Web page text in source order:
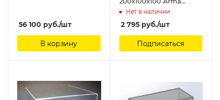
56 100 руб./шт
В корзину
Models
Нет в наличии
2 795руб./шт
Подписаться